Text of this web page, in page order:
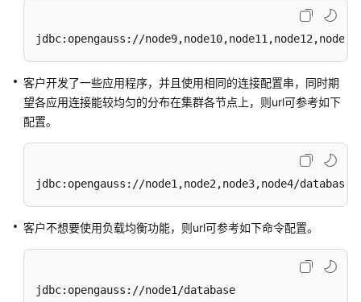
开
发
指
_V2.0-
8.x）
南
jdbc:opengauss://
客户开发了一些应用程序，并且使用相同的连接配置串，同时期
望各应用连接能较均匀的分布在集群各节点上，则url可参考如下
配置。
jdbc:opengauss://node1,node2,node3,node4/
客户不想要使用负载均衡功能，则url可参考如下命令配置。
jdbc:opengauss://node1/database